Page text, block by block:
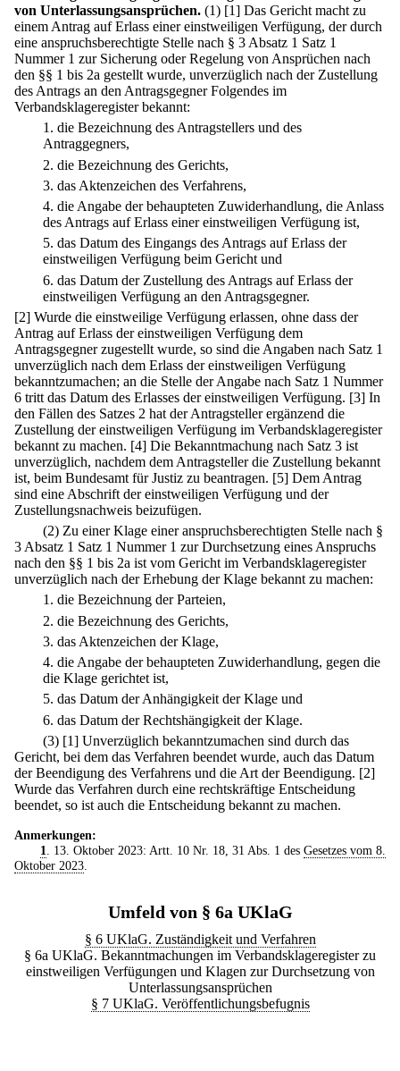
von Unterlassungsansprüchen. (1) [1] Das Gericht macht zu
einem Antrag auf Erlass einer einstweiligen Verfügung, der durch
eine anspruchsberechtigte Stelle nach § 3 Absatz 1 Satz 1
Nummer 1 zur Sicherung oder Regelung von Ansprüchen nach
den §§ 1 bis 2a gestellt wurde, unverzüglich nach der Zustellung
des Antrags an den Antragsgegner Folgendes im
Verbandsklageregister bekannt:
1. die Bezeichnung des Antragstellers und des
Antraggegners,
2. die Bezeichnung des Gerichts,
3. das Aktenzeichen des Verfahrens,
4. die Angabe der behaupteten Zuwiderhandlung, die Anlass
des Antrags auf Erlass einer einstweiligen Verfügung ist,
5. das Datum des Eingangs des Antrags auf Erlass der
einstweiligen Verfügung beim Gericht und
6. das Datum der Zustellung des Antrags auf Erlass der
einstweiligen Verfügung an den Antragsgegner.
[2] Wurde die einstweilige Verfügung erlassen, ohne dass der
Antrag auf Erlass der einstweiligen Verfügung dem
Antragsgegner zugestellt wurde, so sind die Angaben nach Satz 1
unverzüglich nach dem Erlass der einstweiligen Verfügung
bekanntzumachen; an die Stelle der Angabe nach Satz 1 Nummer
6 tritt das Datum des Erlasses der einstweiligen Verfügung. [3] In
den Fällen des Satzes 2 hat der Antragsteller ergänzend die
Zustellung der einstweiligen Verfügung im Verbandsklageregister
bekannt zu machen. [4] Die Bekanntmachung nach Satz 3 ist
unverzüglich, nachdem dem Antragsteller die Zustellung bekannt
ist, beim Bundesamt für Justiz zu beantragen. [5] Dem Antrag
sind eine Abschrift der einstweiligen Verfügung und der
Zustellungsnachweis beizufügen.
(2) Zu einer Klage einer anspruchsberechtigten Stelle nach §
3 Absatz 1 Satz 1 Nummer 1 zur Durchsetzung eines Anspruchs
nach den §§ 1 bis 2a ist vom Gericht im Verbandsklageregister
unverzüglich nach der Erhebung der Klage bekannt zu machen:
1. die Bezeichnung der Parteien,
2. die Bezeichnung des Gerichts,
3. das Aktenzeichen der Klage,
4. die Angabe der behaupteten Zuwiderhandlung, gegen die
die Klage gerichtet ist,
5. das Datum der Anhängigkeit der Klage und
6. das Datum der Rechtshängigkeit der Klage.
(3) [1] Unverzüglich bekanntzumachen sind durch das
Gericht, bei dem das Verfahren beendet wurde, auch das Datum
der Beendigung des Verfahrens und die Art der Beendigung. [2]
Wurde das Verfahren durch eine rechtskräftige Entscheidung
beendet, so ist auch die Entscheidung bekannt zu machen.
Anmerkungen:
1
. 13. Oktober 2023: Artt. 10 Nr. 18, 31 Abs. 1 des Gesetzes vom 8.
Oktober 2023
Umfeld von § 6a UKlaG
§ 6 UKlaG. Zuständigkeit und Verfahren
§ 6a UKlaG. Bekanntmachungen im Verbandsklageregister zu
einstweiligen Verfügungen und Klagen zur Durchsetzung von
Unterlassungsansprüchen
§ 7 UKlaG. Veröffentlichungsbefugnis